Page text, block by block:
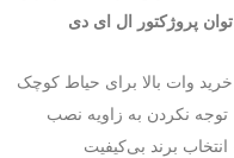
توان پروژکتور ال ای دی
خرید وات بالا برای حیاط کوچک
توجه نکردن به زاویه نصب
انتخاب برند بی‌کیفیت